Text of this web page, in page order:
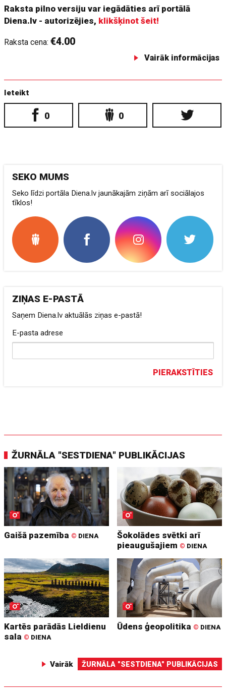
Raksta pilno versiju var iegādāties arī portālā
Diena.lv - autorizējies, klikšķinot šeit!
Raksta cena:€4.00
Vairāk informācijas
Ieteikt
0 0
SEKO MUMS
Seko līdzi portāla Diena.lv jaunākajām ziņām arī sociālajos
tīklos!
ZIŅAS E-PASTĀ
Saņem Diena.lv aktuālās ziņas e-pastā!
E-pasta adrese
PIERAKSTĪTIES
ŽURNĀLA "SESTDIENA" PUBLIKĀCIJAS
Gaišā pazemība © DIENA
Šokolādes svētki arī
pieaugušajiem © DIENA
Kartēs parādās Lieldienu
sala © DIENA
Ūdens ģeopolitika © DIENA
Vairāk ŽURNĀLA "SESTDIENA" PUBLIKĀCIJAS